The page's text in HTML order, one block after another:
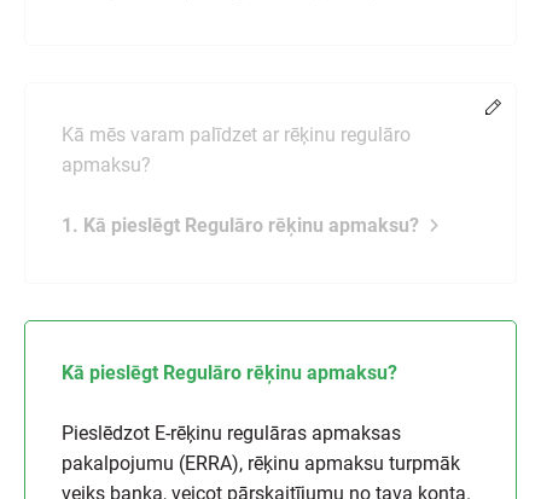
Kā mēs varam palīdzet ar rēķinu regulāro
apmaksu?
1. Kā pieslēgt Regulāro rēķinu apmaksu?
Kā pieslēgt Regulāro rēķinu apmaksu?
Pieslēdzot E-rēķinu regulāras apmaksas
pakalpojumu (ERRA), rēķinu apmaksu turpmāk
veiks banka, veicot pārskaitījumu no tava konta.